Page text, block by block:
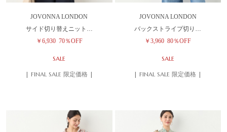
JOVONNA LONDON
サイド切り替えニット…
￥6,930 70％OFF
SALE
| FINAL SALE 限定価格 |
JOVONNA LONDON
バックストライプ切り…
￥3,960 80％OFF
SALE
| FINAL SALE 限定価格 |